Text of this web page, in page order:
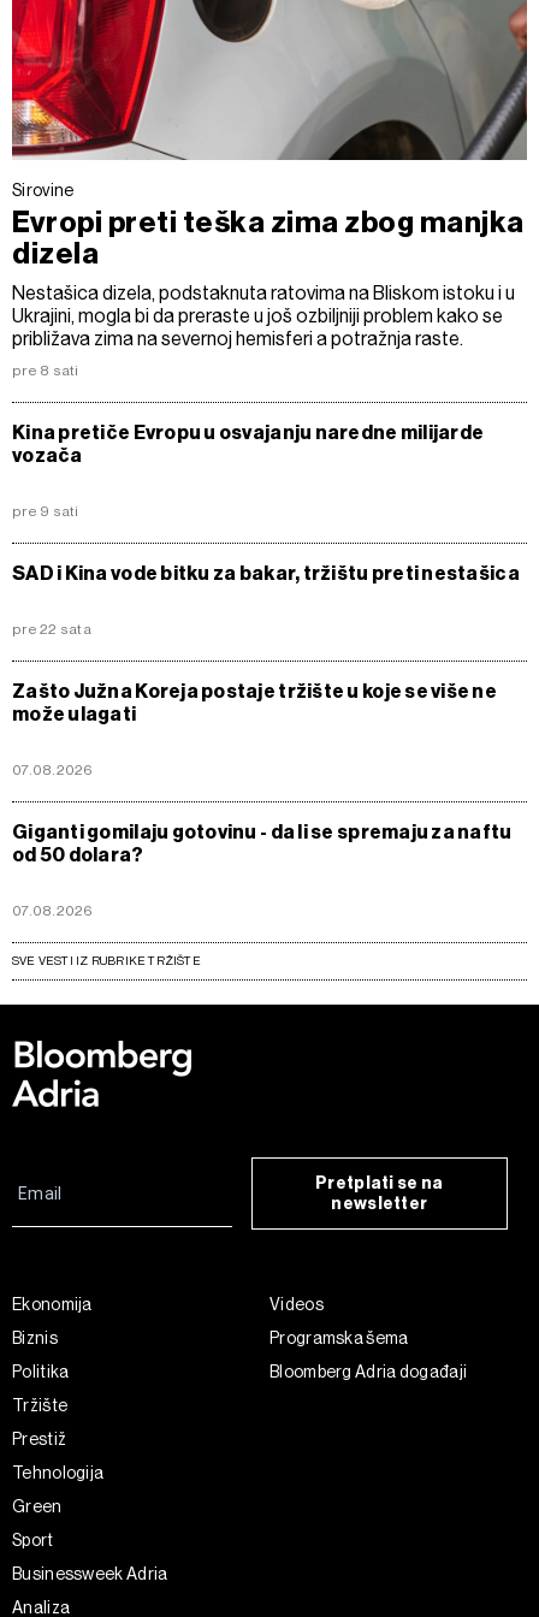
Sirovine
Evropi preti teška zima zbog manjka
dizela
Nestašica dizela, podstaknuta ratovima na Bliskom istoku i u
Ukrajini, mogla bi da preraste u još ozbiljniji problem kako se
približava zima na severnoj hemisferi a potražnja raste.
pre 8 sati
Kina pretiče Evropu u osvajanju naredne milijarde
vozača
pre 9 sati
SAD i Kina vode bitku za bakar, tržištu preti nestašica
pre 22 sata
Zašto Južna Koreja postaje tržište u koje se više ne
može ulagati
07.08.2026
Giganti gomilaju gotovinu - da li se spremaju za naftu
od 50 dolara?
07.08.2026
SVE VESTI IZ RUBRIKE TRŽIŠTE
Pretplati se na
newsletter
Ekonomija
Biznis
Politika
Tržište
Prestiž
Tehnologija
Green
Sport
Businessweek Adria
Analiza
Videos
Programska šema
Bloomberg Adria događaji